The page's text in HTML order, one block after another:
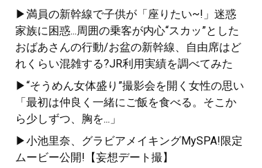
▶満員の新幹線で子供が「座りたい~!」迷惑
家族に困惑...周囲の乗客が内心“スカッ”とした
おばあさんの行動/お盆の新幹線、自由席はど
れくらい混雑する?JR利用実績を調べてみた
▶“そうめん女体盛り”撮影会を開く女性の思い
「最初は仲良く一緒にご飯を食べる。そこか
ら少しずつ、胸を...」
▶小池里奈、グラビアメイキングMySPA!限定
ムービー公開!【妄想デート撮】